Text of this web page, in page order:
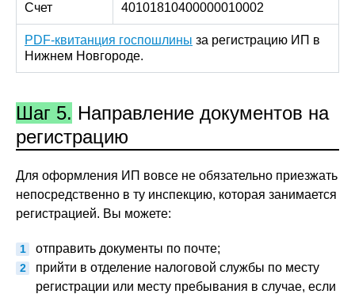
Счет 40101810400000010002
PDF-квитанция госпошлины за регистрацию ИП в
Нижнем Новгороде.
Шаг 5. Направление документов на
регистрацию
Для оформления ИП вовсе не обязательно приезжать
непосредственно в ту инспекцию, которая занимается
регистрацией. Вы можете:
отправить документы по почте;
прийти в отделение налоговой службы по месту
регистрации или месту пребывания в случае, если